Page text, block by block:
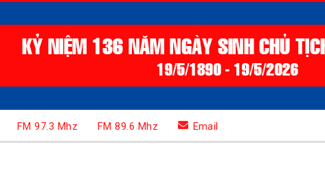
FM 97.3 Mhz FM 89.6 Mhz Email